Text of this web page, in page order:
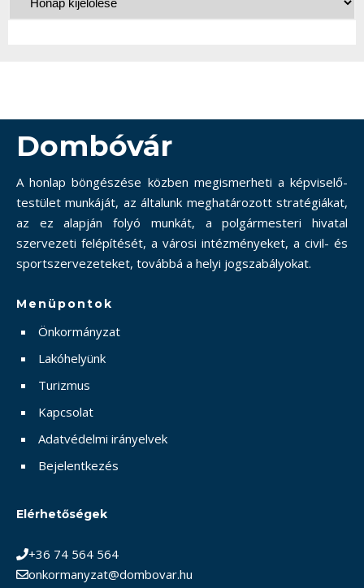
Dombóvár
A honlap böngészése közben megismerheti a képviselő-
testület munkáját, az általunk meghatározott stratégiákat,
az ez alapján folyó munkát, a polgármesteri hivatal
szervezeti felépítését, a városi intézményeket, a civil- és
sportszervezeteket, továbbá a helyi jogszabályokat.
Menüpontok
Önkormányzat
Lakóhelyünk
Turizmus
Kapcsolat
Adatvédelmi irányelvek
Bejelentkezés
Elérhetőségek
+36 74 564 564
onkormanyzat@dombovar.hu